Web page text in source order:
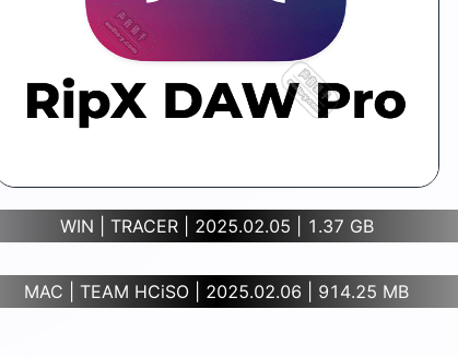
WIN | TRACER | 2025.02.05 | 1.37 GB
MAC | TEAM HCiSO | 2025.02.06 | 914.25 MB